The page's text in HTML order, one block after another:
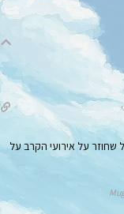
פרק ספיישל שחוזר על אירועי הקרב על